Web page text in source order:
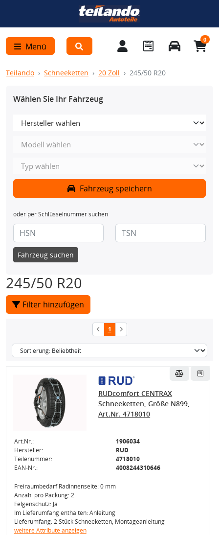
Menü
0
Teilando Schneeketten 20 Zoll 245/50 R20
Wählen Sie Ihr Fahrzeug
Fahrzeug speichern
oder per Schlüsselnummer suchen
Fahrzeug suchen
245/50 R20
Filter hinzufügen
1
RUDcomfort CENTRAX
Schneeketten, Größe N899,
Art.Nr. 4718010
Art.Nr.:
1906034
Hersteller:
RUD
Teilenummer:
4718010
EAN-Nr.:
4008244310646
Freiraumbedarf Radinnenseite: 0 mm
Anzahl pro Packung: 2
Felgenschutz: Ja
Im Lieferumfang enthalten: Anleitung
Lieferumfang: 2 Stück Schneeketten, Montageanleitung
weitere Attribute anzeigen